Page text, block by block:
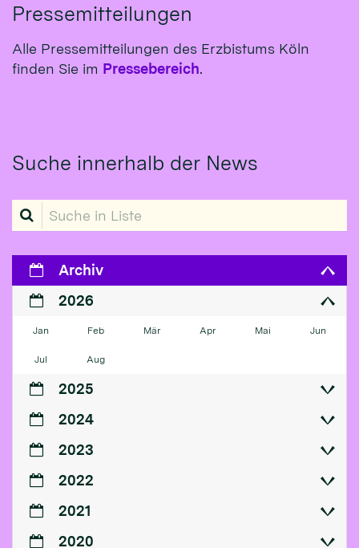
Pressemitteilungen
Alle Pressemitteilungen des Erzbistums Köln
finden Sie im Pressebereich.
Suche innerhalb der News
Suche in Liste
Archiv
2026
Jan Feb Mär Apr Mai Jun
Jul Aug
2025
2024
2023
2022
2021
2020